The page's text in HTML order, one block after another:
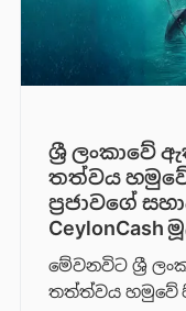
ශ්‍රී ලංකාවේ
තත්වය හමුවේ
ප්‍රජාවගේ
මේවනවිට ශ්‍රී
තත්ත්වය හමුවේ